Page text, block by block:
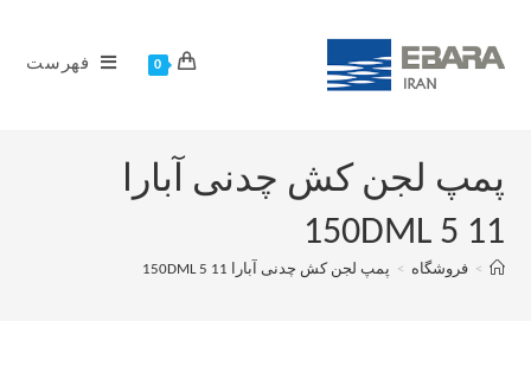
0 فهرست
پمپ لجن کش چدنی آبارا
150DML 5 11
> فروشگاه > پمپ لجن کش چدنی آبارا 150DML 5 11